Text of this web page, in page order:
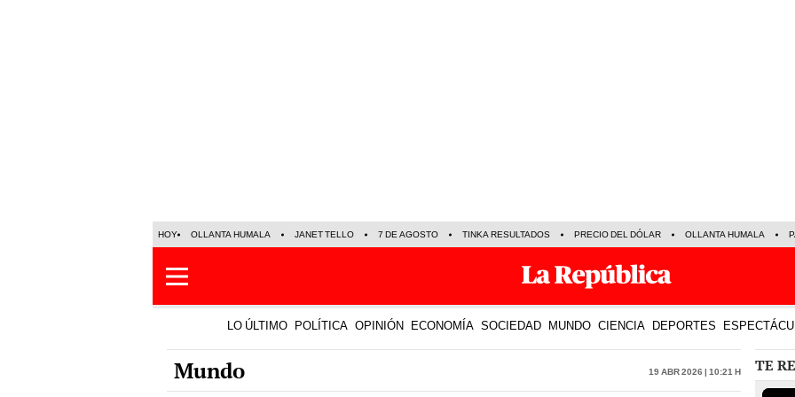
HOY OLLANTA HUMALA JANET TELLO 7 DE AGOSTO TINKA RESULTADOS PRECIO DEL DÓLAR OLLANTA HUMALA
LO ÚLTIMO POLÍTICA OPINIÓN ECONOMÍA SOCIEDAD MUNDO CIENCIA DEPORTES
Mundo 19 Abr 2026 | 10:21 h TE